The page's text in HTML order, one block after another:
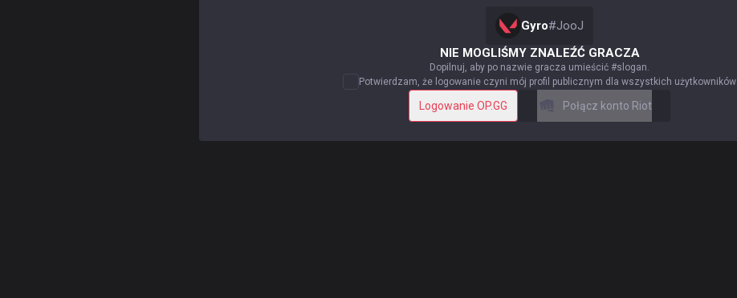
Gyro#JooJ
NIE MOGLIŚMY ZNALEŹĆ GRACZA
Dopilnuj, aby po nazwie gracza umieścić #slogan.
Potwierdzam, że logowanie czyni mój profil publicznym dla wszystkich użytkowników
Logowanie OP.GG Połącz konto Riot